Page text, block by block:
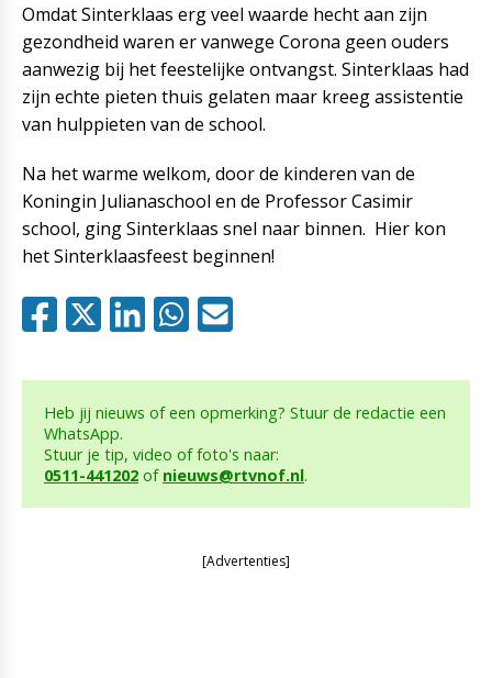
Omdat Sinterklaas erg veel waarde hecht aan zijn
gezondheid waren er vanwege Corona geen ouders
aanwezig bij het feestelijke ontvangst. Sinterklaas had
zijn echte pieten thuis gelaten maar kreeg assistentie
van hulppieten van de school.
Na het warme welkom, door de kinderen van de
Koningin Julianaschool en de Professor Casimir
school, ging Sinterklaas snel naar binnen. Hier kon
het Sinterklaasfeest beginnen!
Heb jij nieuws of een opmerking? Stuur de redactie een
WhatsApp.
Stuur je tip, video of foto's naar:
0511-441202 of nieuws@rtvnof.nl.
[Advertenties]